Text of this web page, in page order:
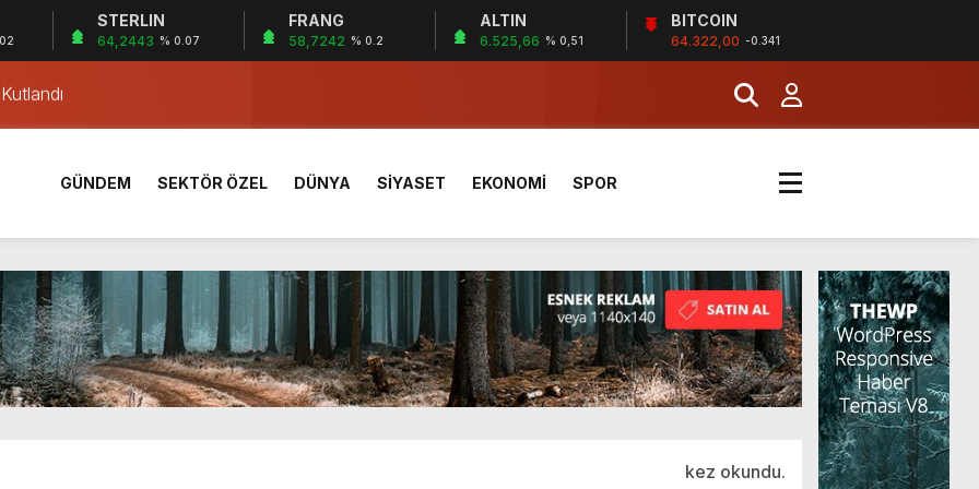
STERLIN
64,2443 % 0.07
FRANG
58,7242 % 0.2
ALTIN
6.525,66 % 0,51
BITCOIN
64.322,00 -0.341
belirleyecek
Çilimli ilçesinde gerçekleşti
Coşkuyla Kutlandı
yıllık stat tarihe karışıyor
Bilir Ortaokulu’nda tanıtıldı
öncesi kampta tecrübe kazandı
3 Yaralı
Direğine Çarptı
belirleyecek
GÜNDEM SEKTÖR ÖZEL DÜNYA SİYASET EKONOMİ SPOR
kez okundu.